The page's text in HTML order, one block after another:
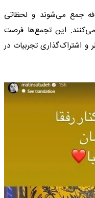
جمع می‌شوند و لحظاتی
این تجمع‌ها فرصت
و اشتراک‌گذاری تجربیات در